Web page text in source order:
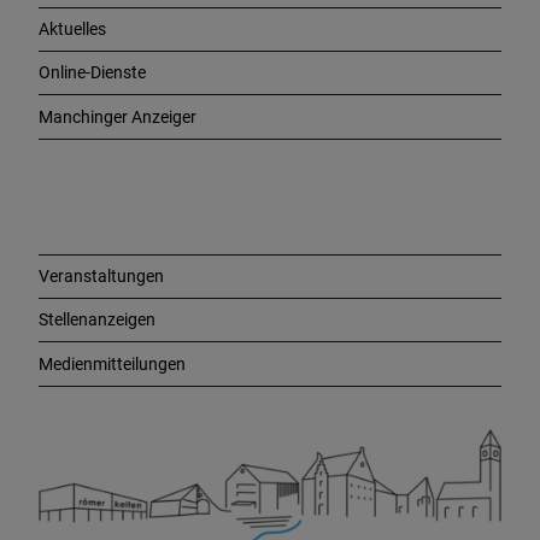
Aktuelles
Online-Dienste
Manchinger Anzeiger
Veranstaltungen
Stellenanzeigen
Medienmitteilungen